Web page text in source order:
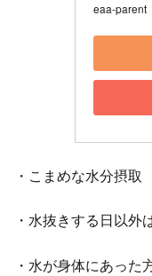
eaa-parent
・こまめな水分摂取
・水抜きする日以外
・水が身体にあった